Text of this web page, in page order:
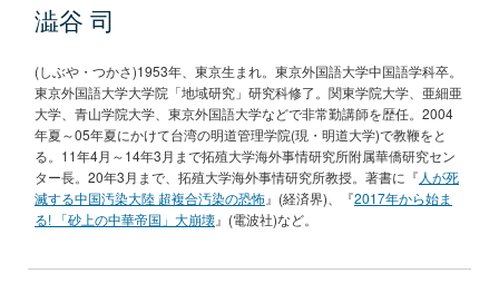
澁谷 司
(しぶや・つかさ)1953年、東京生まれ。東京外国語大学中国語学科卒。
東京外国語大学大学院「地域研究」研究科修了。関東学院大学、亜細亜
大学、青山学院大学、東京外国語大学などで非常勤講師を歴任。2004
年夏～05年夏にかけて台湾の明道管理学院(現・明道大学)で教鞭をと
る。11年4月～14年3月まで拓殖大学海外事情研究所附属華僑研究セン
ター長。20年3月まで、拓殖大学海外事情研究所教授。著書に『 人が死
滅する中国汚染大陸 超複合汚染の恐怖』(経済界)、『2017年から始ま
る! 「砂上の中華帝国」大崩壊』(電波社)など。